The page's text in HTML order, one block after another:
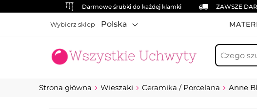
Darmowe śrubki do każdej klamki ZAWSZE
Wybierz sklep Polska
Szukaj
Strona główna Wieszaki Ceramika / Porcelana Anne